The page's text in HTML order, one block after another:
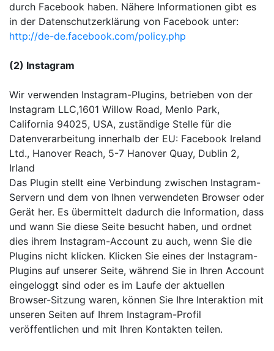
durch Facebook haben. Nähere Informationen gibt es
in der Datenschutzerklärung von Facebook unter:
http://de-de.facebook.com/policy.php
(2) Instagram
Wir verwenden Instagram-Plugins, betrieben von der
Instagram LLC,1601 Willow Road, Menlo Park,
California 94025, USA, zuständige Stelle für die
Datenverarbeitung innerhalb der EU: Facebook Ireland
Ltd., Hanover Reach, 5-7 Hanover Quay, Dublin 2,
Irland
Das Plugin stellt eine Verbindung zwischen Instagram-
Servern und dem von Ihnen verwendeten Browser oder
Gerät her. Es übermittelt dadurch die Information, dass
und wann Sie diese Seite besucht haben, und ordnet
dies ihrem Instagram-Account zu auch, wenn Sie die
Plugins nicht klicken. Klicken Sie eines der Instagram-
Plugins auf unserer Seite, während Sie in Ihren Account
eingeloggt sind oder es im Laufe der aktuellen
Browser-Sitzung waren, können Sie Ihre Interaktion mit
unseren Seiten auf Ihrem Instagram-Profil
veröffentlichen und mit Ihren Kontakten teilen.